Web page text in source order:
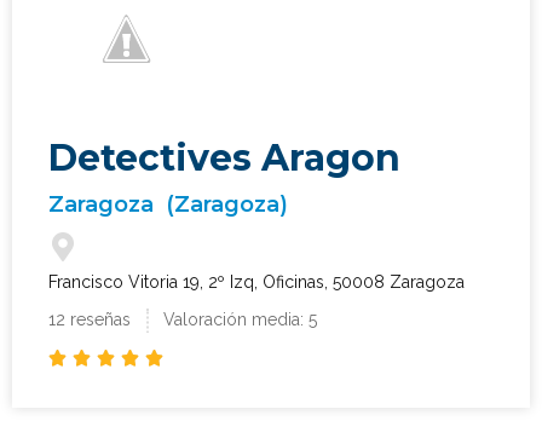
Detectives Aragon
Zaragoza (Zaragoza)
Francisco Vitoria 19, 2º Izq, Oficinas, 50008 Zaragoza
12 reseñas
Valoración media: 5
    